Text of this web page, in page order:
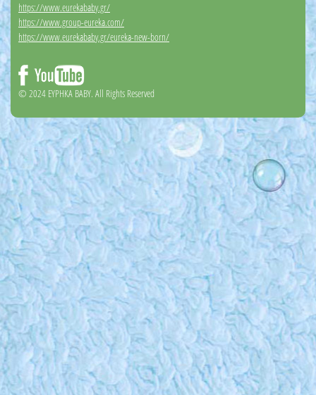
https://www.eurekababy.gr/
https://www.group-eureka.com/
https://www.eurekababy.gr/eureka-new-born/
© 2024 EYΡΗΚΑ BABY. All Rights Reserved